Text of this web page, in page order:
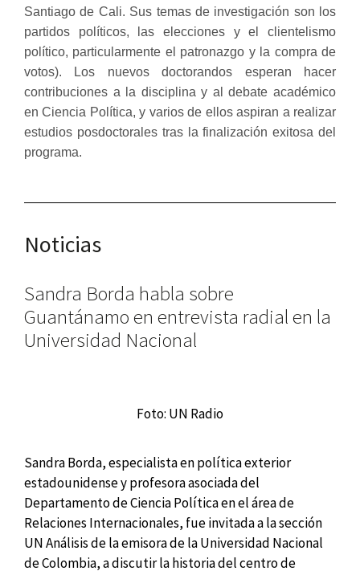
Santiago de Cali. Sus temas de investigación son los
partidos políticos, las elecciones y el clientelismo
político, particularmente el patronazgo y la compra de
votos). Los nuevos doctorandos esperan hacer
contribuciones a la disciplina y al debate académico
en Ciencia Política, y varios de ellos aspiran a realizar
estudios posdoctorales tras la finalización exitosa del
programa.
Noticias
Sandra Borda habla sobre
Guantánamo en entrevista radial en la
Universidad Nacional
Foto: UN Radio
Sandra Borda, especialista en política exterior
estadounidense y profesora asociada del
Departamento de Ciencia Política en el área de
Relaciones Internacionales, fue invitada a la sección
UN Análisis de la emisora de la Universidad Nacional
de Colombia, a discutir la historia del centro de